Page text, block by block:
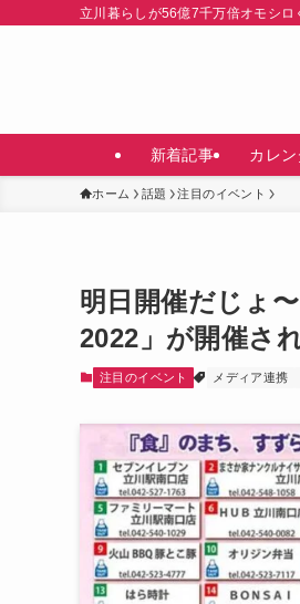
立川暮らしが56億7千万倍オモシ
新着記事 カレ
ホーム 話題 注目のイベント
明日開催だじょ
2022」が開催さ
注目のイベント メディア連携